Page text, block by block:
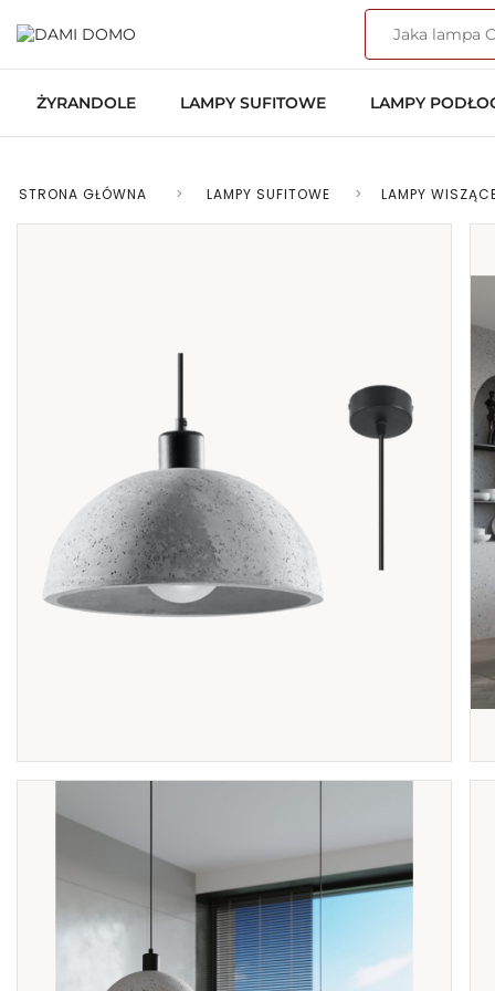
ŻYRANDOLE LAMPY SUFITOWE LAMPY
STRONA GŁÓWNA > LAMPY SUFITOWE > LAMPY